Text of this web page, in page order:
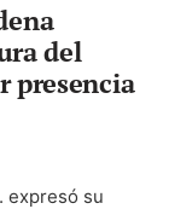
del
presencia
expresó su